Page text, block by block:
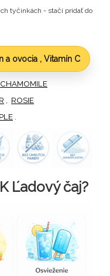
tyčinkách - stačí pridať do
a ovocia , Vitamín C
CHAMOMILE
, ROSIE
.
Ľadový čaj?